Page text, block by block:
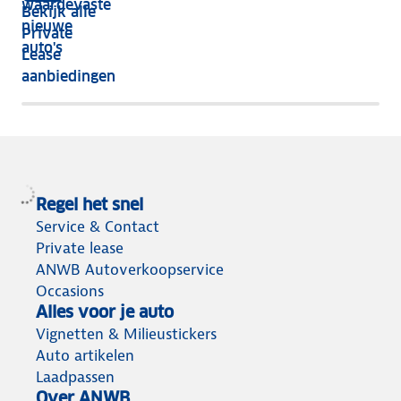
Bekijk alle
Private
Lease
aanbiedingen
jaar
nog
het
meeste
waardevaste
nieuwe
auto's
Regel het snel
Service & Contact
Private lease
ANWB Autoverkoopservice
Occasions
Alles voor je auto
Vignetten & Milieustickers
Auto artikelen
Laadpassen